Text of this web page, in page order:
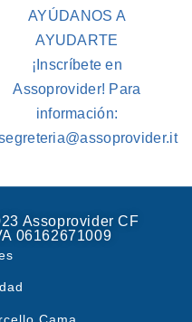
AYÚDANOS A
AYUDARTE
¡Inscríbete en
Assoprovider! Para
información:
Assoprovider CF
06162671009
Cama